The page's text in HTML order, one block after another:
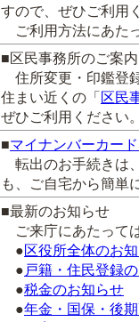
すので、ぜひご利用
ご利用方法にあた
■区民事務所のご案内
住所変更・印鑑登
住まい近くの「 区民
ぜひご利用ください。
■マイナンバーカー
転出のお手続きは
も、ご自宅から簡単
■最新のお知らせ
ご来庁にあたって
●区役所全体のお
● 戸籍・住民登録
●税金のお知らせ
●年金・国保・後